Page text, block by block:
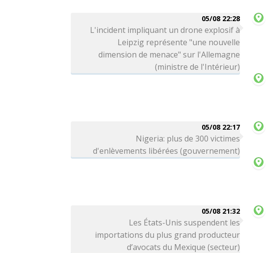
05/08 22:28
L'incident impliquant un drone explosif à
Leipzig représente "une nouvelle
dimension de menace" sur l'Allemagne
(ministre de l'Intérieur)
05/08 22:17
Nigeria: plus de 300 victimes
d'enlèvements libérées (gouvernement)
05/08 21:32
Les États-Unis suspendent les
importations du plus grand producteur
d’avocats du Mexique (secteur)